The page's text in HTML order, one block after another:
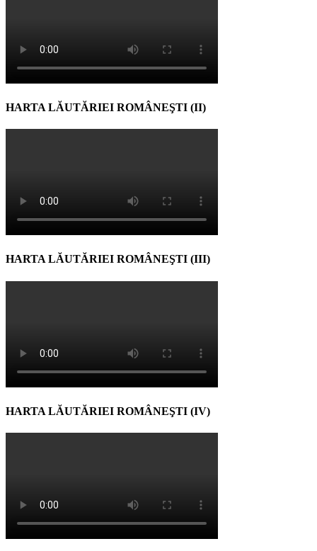
HARTA LĂUTĂRIEI ROMÂNEŞTI (II)
HARTA LĂUTĂRIEI ROMÂNEŞTI (III)
HARTA LĂUTĂRIEI ROMÂNEŞTI (IV)